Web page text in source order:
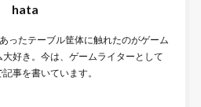
hata
ったテーブル筐体に触れたのがゲーム
好き。今は、ゲームライターとして
事を書いています。